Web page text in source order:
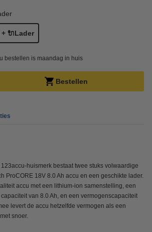
+ 🔌Lader
bestellen is maandag in huis
Bestellen
huismerk bestaat twee stuks volwaardige
ProCORE 18V 8.0 Ah accu en een geschikte lader.
accu met een lithium-ion samenstelling, een
van 8.0 Ah, en een vermogenscapaciteit
levert de accu hetzelfde vermogen als een
snoer.